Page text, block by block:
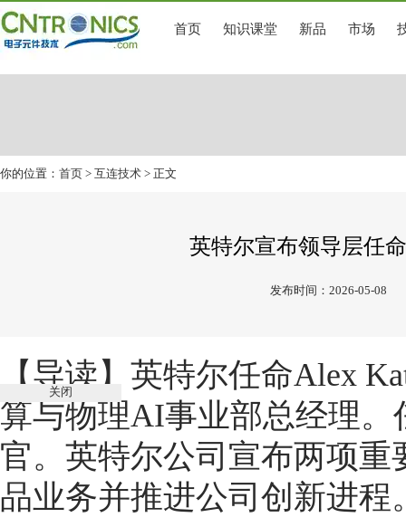
首页 知识课堂 新品 市场
你的位置： 首页 > 互连技术 > 正文
英特尔宣布领导层任
发布时间：2026-05-08
【导读】英特尔任命Alex
算与物理AI事业部总经理。
官。英特尔公司宣布两项
品业务并推进公司创新进程
关闭